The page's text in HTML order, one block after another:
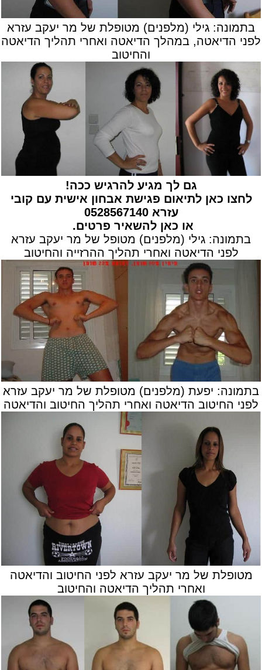
בתמונה: גילי (מלפנים) מטופלת של מר יעקב עזרא
לפני הדיאטה, במהלך הדיאטה ואחרי תהליך הדיאטה
והחיטוב
גם לך מגיע להרגיש ככה!
לחצו כאן לתיאום פגישת אבחון אישית עם קובי
עזרא0528567140
או כאן להשאיר פרטים.
בתמונה: גילי (מלפנים) מטופל של מר יעקב עזרא
לפני הדיאטה ואחרי תהליך ההרזייה והחיטוב
בתמונה: יפעת (מלפנים) מטופלת של מר יעקב עזרא
לפני החיטוב הדיאטה ואחרי תהליך החיטוב והדיאטה
מטופלת של מר יעקב עזרא לפני החיטוב והדיאטה
ואחרי תהליך הדיאטה והחיטוב